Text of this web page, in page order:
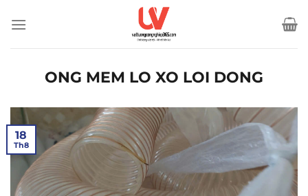
qua
ONG MEM LO XO LOI DONG
18
Th8